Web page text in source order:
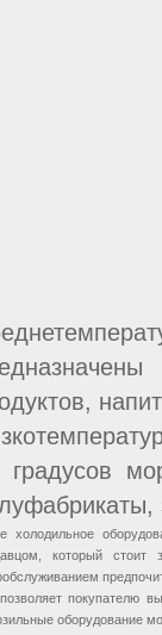
градусов
холодильное
который
покупателю
оборудование